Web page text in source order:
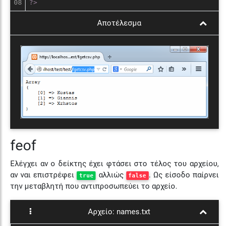
?>
Αποτέλεσμα
feof
Ελέγχει αν ο δείκτης έχει φτάσει στο τέλος του αρχείου,
αν ναι επιστρέφει true αλλιώς false . Ως είσοδο παίρνει
την μεταβλητή που αντιπροσωπεύει το αρχείο.
Αρχείο: names.txt